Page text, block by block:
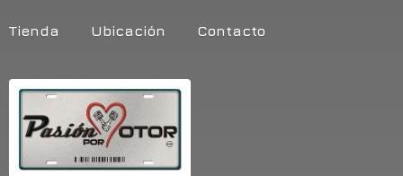
Tienda Ubicación Contacto